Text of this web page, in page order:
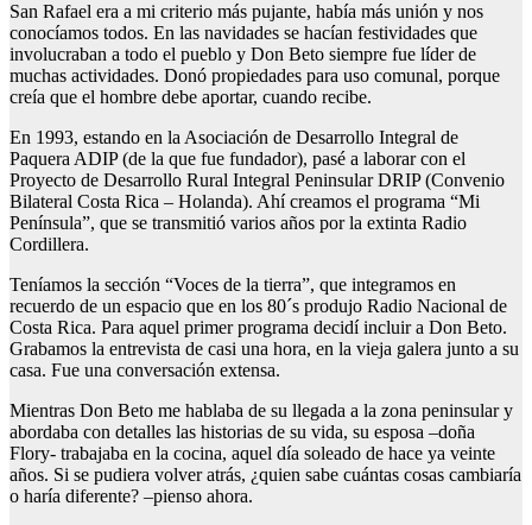
San Rafael era a mi criterio más pujante, había más unión y nos
conocíamos todos. En las navidades se hacían festividades que
involucraban a todo el pueblo y Don Beto siempre fue líder de
muchas actividades. Donó propiedades para uso comunal, porque
creía que el hombre debe aportar, cuando recibe.
En 1993, estando en la Asociación de Desarrollo Integral de
Paquera ADIP (de la que fue fundador), pasé a laborar con el
Proyecto de Desarrollo Rural Integral Peninsular DRIP (Convenio
Bilateral Costa Rica – Holanda). Ahí creamos el programa “Mi
Península”, que se transmitió varios años por la extinta Radio
Cordillera.
Teníamos la sección “Voces de la tierra”, que integramos en
recuerdo de un espacio que en los 80´s produjo Radio Nacional de
Costa Rica. Para aquel primer programa decidí incluir a Don Beto.
Grabamos la entrevista de casi una hora, en la vieja galera junto a su
casa. Fue una conversación extensa.
Mientras Don Beto me hablaba de su llegada a la zona peninsular y
abordaba con detalles las historias de su vida, su esposa –doña
Flory- trabajaba en la cocina, aquel día soleado de hace ya veinte
años. Si se pudiera volver atrás, ¿quien sabe cuántas cosas cambiaría
o haría diferente? –pienso ahora.